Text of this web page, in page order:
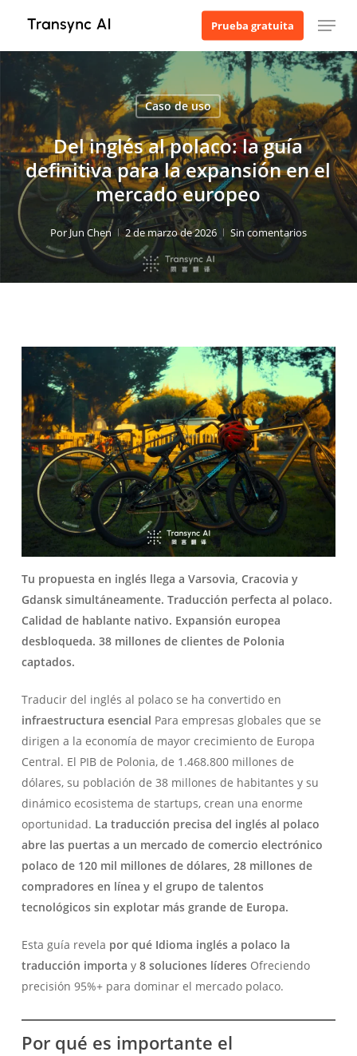
contenido
principal
Prueba gratuita Menú
Caso de uso
Del inglés al polaco: la guía
definitiva para la expansión en el
mercado europeo
PorJun Chen 2 de marzo de 2026 Sin comentarios
Tu propuesta en inglés llega a Varsovia, Cracovia y
Gdansk simultáneamente. Traducción perfecta al polaco.
Calidad de hablante nativo. Expansión europea
desbloqueda. 38 millones de clientes de Polonia
captados.
Traducir del inglés al polaco se ha convertido en
infraestructura esencial Para empresas globales que se
dirigen a la economía de mayor crecimiento de Europa
Central. El PIB de Polonia, de 1.468.800 millones de
dólares, su población de 38 millones de habitantes y su
dinámico ecosistema de startups, crean una enorme
oportunidad. La traducción precisa del inglés al polaco
abre las puertas a un mercado de comercio electrónico
polaco de 120 mil millones de dólares, 28 millones de
compradores en línea y el grupo de talentos
tecnológicos sin explotar más grande de Europa.
Esta guía revela por qué Idioma inglés a polaco la
traducción importa y 8 soluciones líderesOfreciendo
precisión 95%+ para dominar el mercado polaco.
Por qué es importante el